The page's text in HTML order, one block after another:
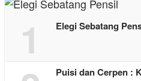
1 Elegi Sebatang
Puisi dan Cerpen :